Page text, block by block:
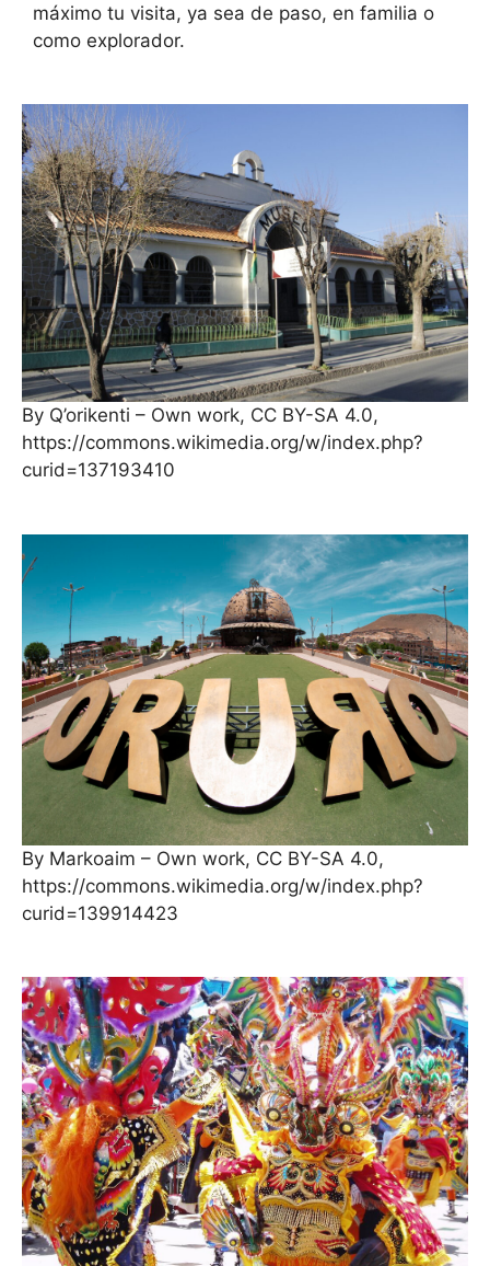
máximo tu visita, ya sea de paso, en familia o
como explorador.
By Q’orikenti – Own work, CC BY-SA 4.0,
https://commons.wikimedia.org/w/index.php?
curid=137193410
By Markoaim – Own work, CC BY-SA 4.0,
https://commons.wikimedia.org/w/index.php?
curid=139914423